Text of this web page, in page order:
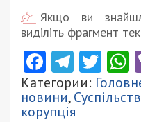
Якщо ви
виділіть фрагмент
Facebook
Категории:
новини,
корупція